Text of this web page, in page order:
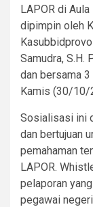
LAPOR di
dipimpin oleh
Samudra, S.H.
dan bersama
Kamis (30/10/
Sosialisasi ini
dan bertujuan
pemahaman
LAPOR.
pelaporan
pegawai